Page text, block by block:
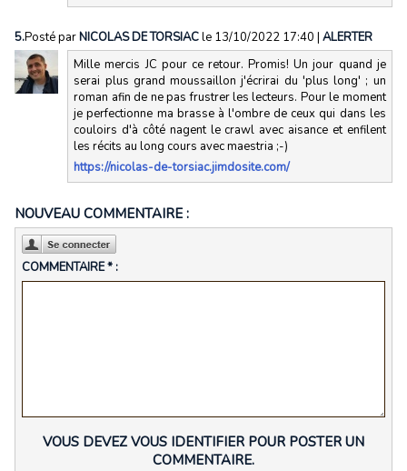
5.Posté parNICOLAS DE TORSIACle 13/10/2022 17:40 | ALERTER
Mille mercis JC pour ce retour. Promis! Un jour quand je
serai plus grand moussaillon j'écrirai du 'plus long' ; un
roman afin de ne pas frustrer les lecteurs. Pour le moment
je perfectionne ma brasse à l'ombre de ceux qui dans les
couloirs d'à côté nagent le crawl avec aisance et enfilent
les récits au long cours avec maestria ;-)
https://nicolas-de-torsiac.jimdosite.com/
NOUVEAU COMMENTAIRE :
COMMENTAIRE * :
VOUS DEVEZ VOUS IDENTIFIER POUR POSTER UN
COMMENTAIRE.